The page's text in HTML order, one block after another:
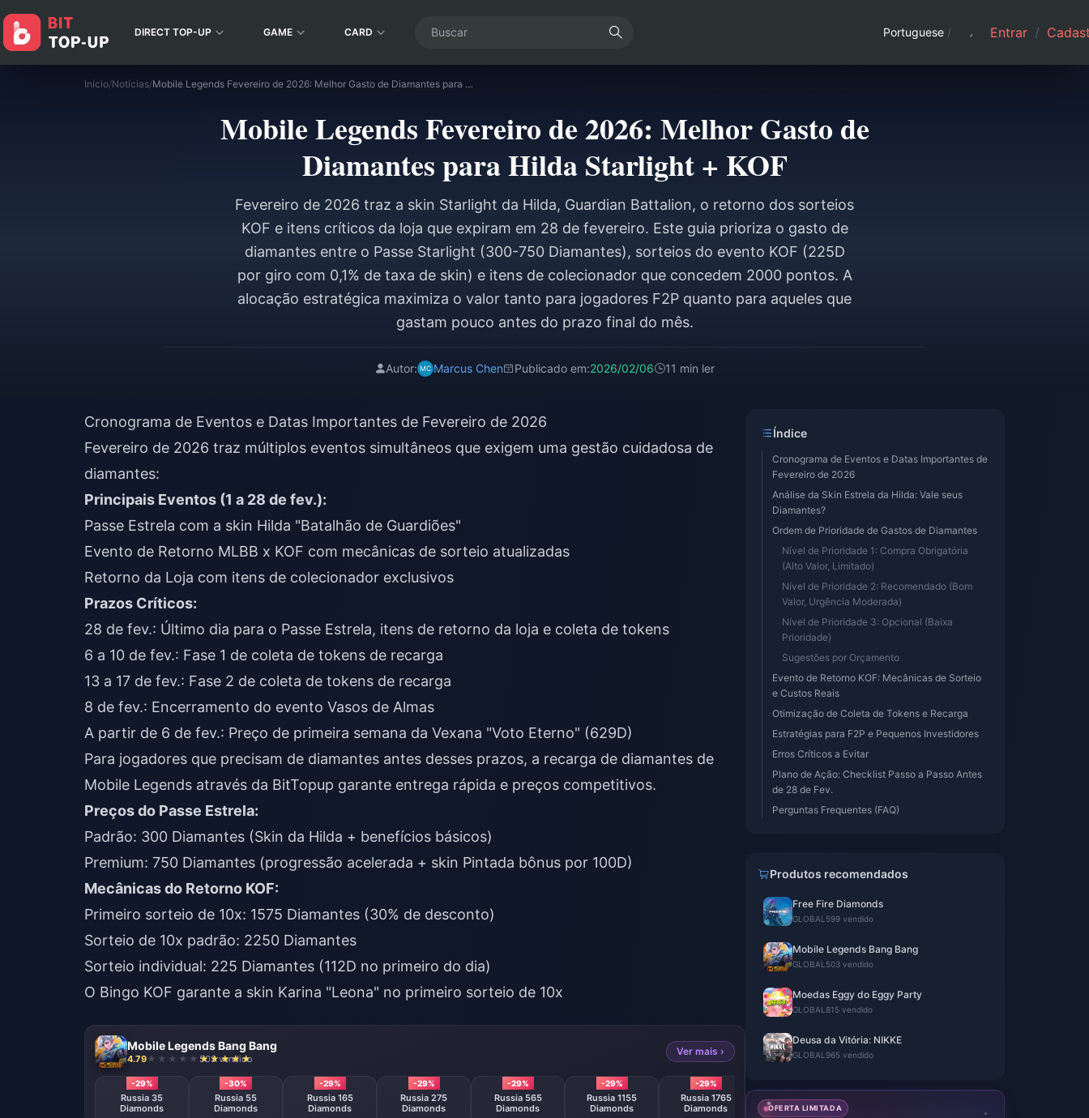
DIRECT TOP-UP GAME CARD Portuguese / Entrar /
Início/Notícias/ Mobile Legends Fevereiro de 2026: Melhor Gasto de Diamantes para Hilda Starlight + KOF
Mobile Legends Fevereiro de 2026: Melhor Gasto de
Diamantes para Hilda Starlight + KOF
Fevereiro de 2026 traz a skin Starlight da Hilda, Guardian Battalion, o retorno dos sorteios
KOF e itens críticos da loja que expiram em 28 de fevereiro. Este guia prioriza o gasto de
diamantes entre o Passe Starlight (300-750 Diamantes), sorteios do evento KOF (225D
por giro com 0,1% de taxa de skin) e itens de colecionador que concedem 2000 pontos. A
alocação estratégica maximiza o valor tanto para jogadores F2P quanto para aqueles que
gastam pouco antes do prazo final do mês.
Autor: Marcus Chen Publicado em:2026/02/06 11 min ler
Cronograma de Eventos e Datas Importantes de Fevereiro de 2026
Fevereiro de 2026 traz múltiplos eventos simultâneos que exigem uma gestão cuidadosa de
diamantes:
Principais Eventos (1 a 28 de fev.):
Passe Estrela com a skin Hilda "Batalhão de Guardiões"
Evento de Retorno MLBB x KOF com mecânicas de sorteio atualizadas
Retorno da Loja com itens de colecionador exclusivos
Prazos Críticos:
28 de fev.: Último dia para o Passe Estrela, itens de retorno da loja e coleta de tokens
6 a 10 de fev.: Fase 1 de coleta de tokens de recarga
13 a 17 de fev.: Fase 2 de coleta de tokens de recarga
8 de fev.: Encerramento do evento Vasos de Almas
A partir de 6 de fev.: Preço de primeira semana da Vexana "Voto Eterno" (629D)
Para jogadores que precisam de diamantes antes desses prazos, a recarga de diamantes de
Mobile Legends através da BitTopup garante entrega rápida e preços competitivos.
Preços do Passe Estrela:
Padrão: 300 Diamantes (Skin da Hilda + benefícios básicos)
Premium: 750 Diamantes (progressão acelerada + skin Pintada bônus por 100D)
Mecânicas do Retorno KOF:
Primeiro sorteio de 10x: 1575 Diamantes (30% de desconto)
Sorteio de 10x padrão: 2250 Diamantes
Sorteio individual: 225 Diamantes (112D no primeiro do dia)
O Bingo KOF garante a skin Karina "Leona" no primeiro sorteio de 10x
Mobile Legends Bang Bang
4.79 503 vendido
Ver mais ›
-29%
Russia 35
Diamonds
-30%
Russia 55
Diamonds
-29%
Russia 165
Diamonds
-29%
Russia 275
Diamonds
-29%
Russia 565
Diamonds
-29%
Russia 1155
Diamonds
-29%
Russia 1765
Diamonds
Russia 6000
Diamonds
Turkey 2645
Índice
Cronograma de Eventos e Datas Importantes de
Fevereiro de 2026
Análise da Skin Estrela da Hilda: Vale seus
Diamantes?
Ordem de Prioridade de Gastos de Diamantes
Nível de Prioridade 1: Compra Obrigatória
(Alto Valor, Limitado)
Nível de Prioridade 2: Recomendado (Bom
Valor, Urgência Moderada)
Nível de Prioridade 3: Opcional (Baixa
Prioridade)
Sugestões por Orçamento
Evento de Retorno KOF: Mecânicas de Sorteio
e Custos Reais
Otimização de Coleta de Tokens e Recarga
Estratégias para F2P e Pequenos Investidores
Erros Críticos a Evitar
Plano de Ação: Checklist Passo a Passo Antes
de 28 de Fev.
Perguntas Frequentes (FAQ)
Produtos recomendados
Free Fire Diamonds
GLOBAL 599 vendido
Mobile Legends Bang Bang
GLOBAL 503 vendido
Moedas Eggy do Eggy Party
GLOBAL 815 vendido
Deusa da Vitória: NIKKE
GLOBAL 965 vendido
OFERTA LIMITADA